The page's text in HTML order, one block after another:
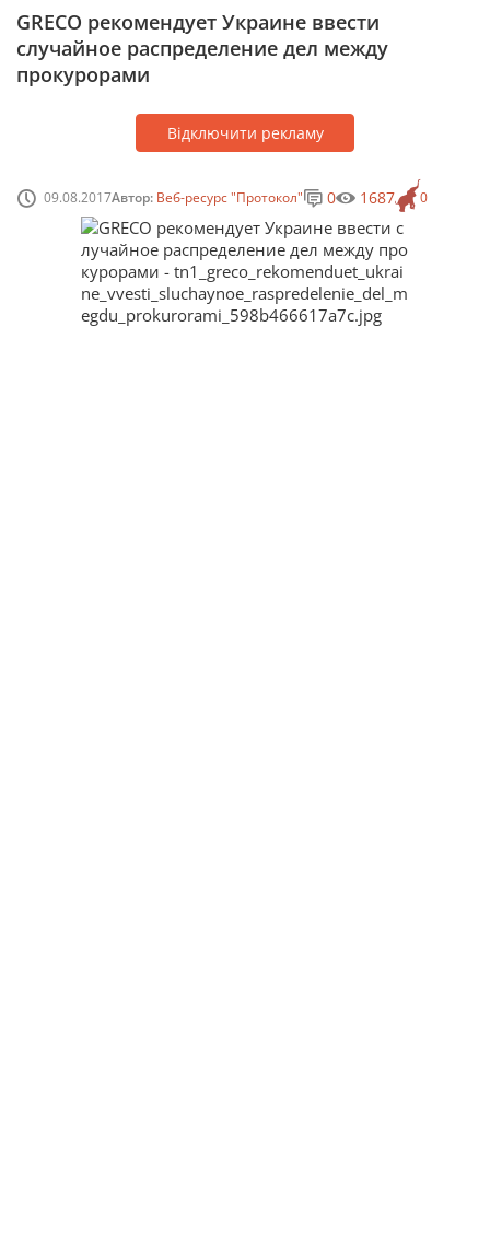
GRECO рекомендует Украине ввести
случайное распределение дел между
прокурорами
Відключити рекламу
09.08.2017Автор: Веб-ресурс "Протокол" 0
0 1687